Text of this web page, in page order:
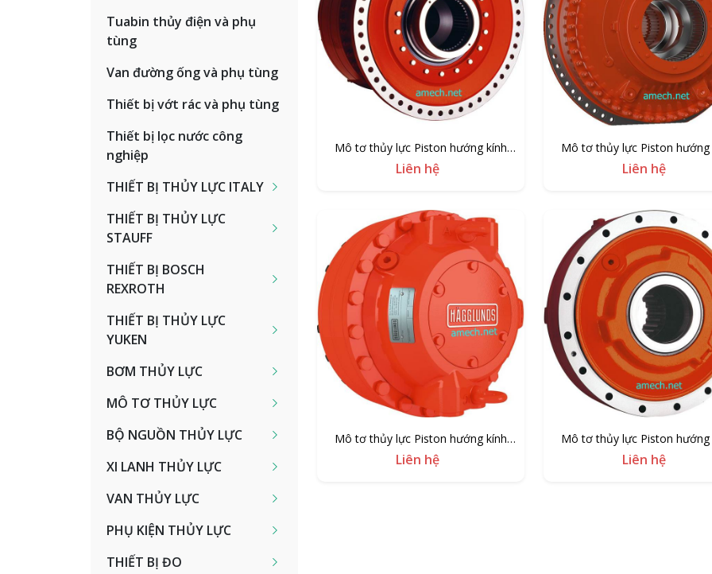
Tuabin thủy điện và phụ
tùng
Van đường ống và phụ tùng
Thiết bị vớt rác và phụ tùng
Thiết bị lọc nước công
nghiệp
THIẾT BỊ THỦY LỰC ITALY
THIẾT BỊ THỦY LỰC
STAUFF
THIẾT BỊ BOSCH
REXROTH
THIẾT BỊ THỦY LỰC
YUKEN
BƠM THỦY LỰC
MÔ TƠ THỦY LỰC
BỘ NGUỒN THỦY LỰC
XI LANH THỦY LỰC
VAN THỦY LỰC
PHỤ KIỆN THỦY LỰC
THIẾT BỊ ĐO
Mô tơ thủy lực Piston hướng kính
Hagglunds CBP
Liên hệ
Mô tơ thủy lực Piston hướng
Hagglunds CBM
Liên hệ
Mô tơ thủy lực Piston hướng kính
Hagglunds CAB
Liên hệ
Mô tơ thủy lực Piston hướng
Hagglunds CA
Liên hệ